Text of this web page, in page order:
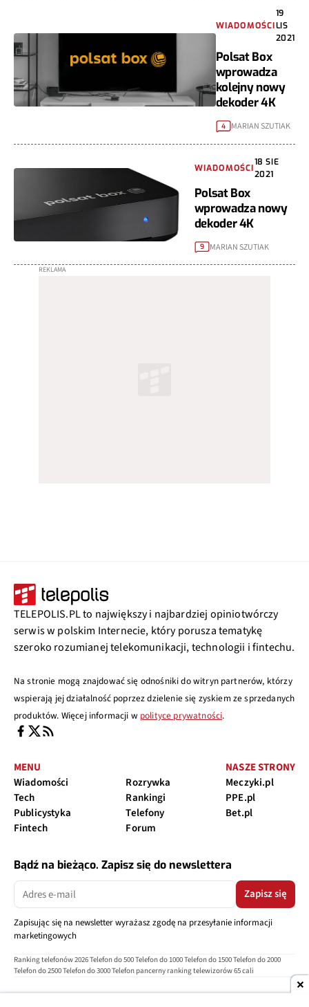
WIADOMOŚCI
19
LIS
2021
Polsat Box
wprowadza
kolejny nowy
dekoder 4K
4 MARIAN SZUTIAK
WIADOMOŚCI
18 SIE
2021
Polsat Box
wprowadza nowy
dekoder 4K
9 MARIAN SZUTIAK
TELEPOLIS.PL to największy i najbardziej opiniotwórczy
serwis w polskim Internecie, który porusza tematykę
szeroko rozumianej telekomunikacji, technologii i fintechu.
Na stronie mogą znajdować się odnośniki do witryn partnerów, którzy
wspierają jej działalność poprzez dzielenie się zyskiem ze sprzedanych
produktów. Więcej informacji w polityce prywatności.
MENU
Wiadomości
Tech
Publicystyka
Fintech
Rozrywka
Rankingi
Telefony
Forum
NASZE STRONY
Meczyki.pl
PPE.pl
Bet.pl
Bądź na bieżąco. Zapisz się do newslettera
Zapisz się
Zapisując się na newsletter wyrażasz zgodę na przesyłanie informacji
marketingowych
Ranking telefonów 2026Telefon do 500Telefon do 1000Telefon do 1500Telefon do 2000
Telefon do 2500Telefon do 3000Telefon pancerny ranking telewizorów 65 cali